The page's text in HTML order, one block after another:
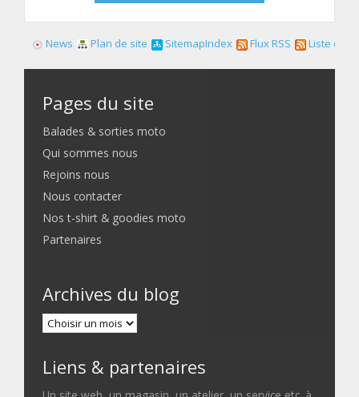
News Plan de site SitemapIndex Flux RSS Liste des
Pages du site
Balades & sorties moto
Qui sommes nous
Rejoins nous
Nous contacter
Nos t-shirt & goodies moto
Partenaires
Archives du blog
Liens & partenaires